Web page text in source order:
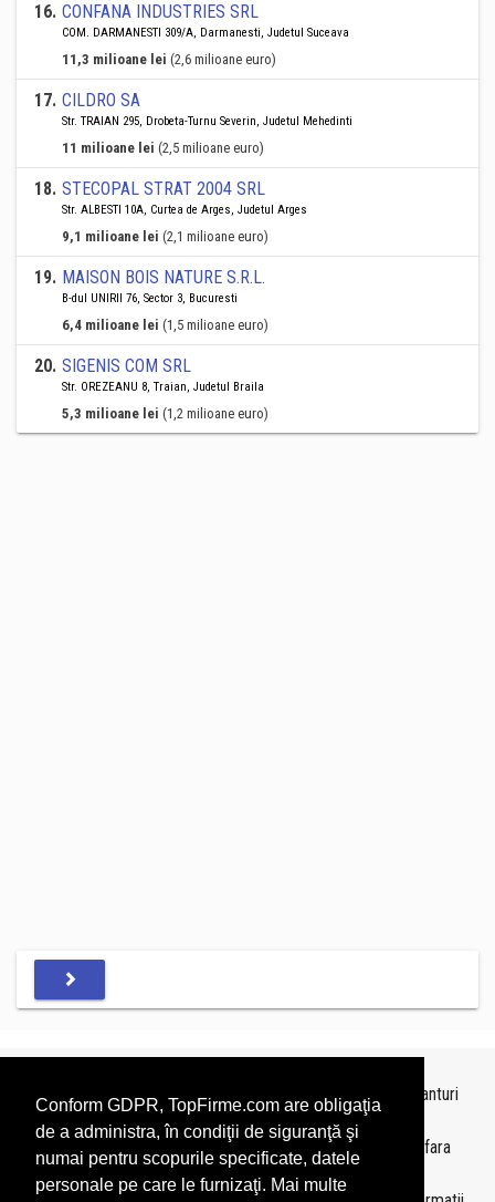
Conform GDPR, TopFirme.com are obligaţia
de a administra, în condiţii de siguranţă şi
numai pentru scopurile specificate, datele
personale pe care le furnizaţi. Mai multe
16. CONFANA INDUSTRIES SRL
COM. DARMANESTI 309/A, Darmanesti, Judetul Suceava
11,3 milioane lei (2,6 milioane euro)
17. CILDRO SA
Str. TRAIAN 295, Drobeta-Turnu Severin, Judetul Mehedinti
11 milioane lei (2,5 milioane euro)
18. STECOPAL STRAT 2004 SRL
Str. ALBESTI 10A, Curtea de Arges, Judetul Arges
9,1 milioane lei (2,1 milioane euro)
19. MAISON BOIS NATURE S.R.L.
B-dul UNIRII 76, Sector 3, Bucuresti
6,4 milioane lei (1,5 milioane euro)
20. SIGENIS COM SRL
Str. OREZEANU 8, Traian, Judetul Braila
5,3 milioane lei (1,2 milioane euro)
Topurile sunt realizate deTopFirme
pe baza ultimelor bilanturi
depuse si au scop informativ.
Este interzisa folosirea topurilor fara acordul TopFirme si fara
precizarea sursei.